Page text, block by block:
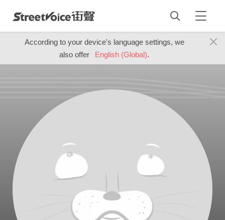
According to your device's language settings, we
also offer
English (Global).